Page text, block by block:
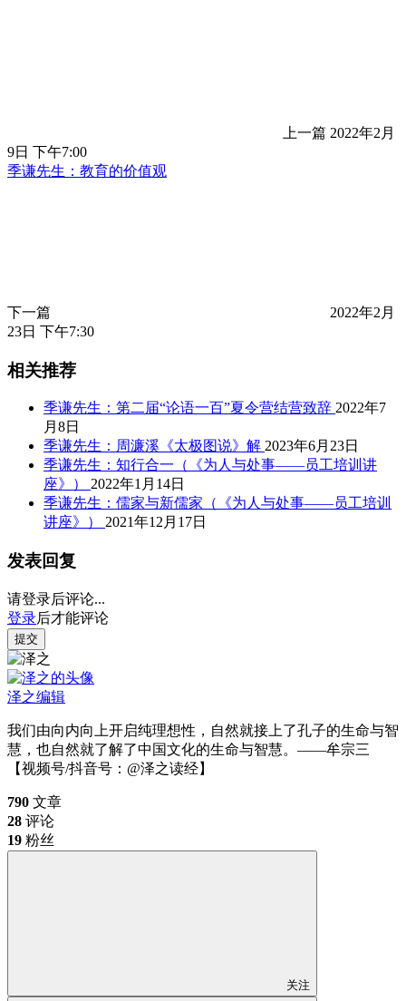
上一篇 2022年2月
9日 下午7:00
季谦先生：教育的价值观
下一篇
2022年2月
23日 下午7:30
相关推荐
季谦先生：第二届“论语一百”夏令营结营致辞 2022年7
月8日
季谦先生：周濂溪《太极图说》解 2023年6月23日
季谦先生：知行合一（《为人与处事——员工培训讲
座》）
2022年1月14日
季谦先生：儒家与新儒家（《为人与处事——员工培训
讲座》）
2021年12月17日
发表回复
请登录后评论...
登录后才能评论
提交
泽之编辑
我们由向内向上开启纯理想性，自然就接上了孔子的生命与智
慧，也自然就了解了中国文化的生命与智慧。——牟宗三
【视频号/抖音号：@泽之读经】
790 文章
28 评论
19 粉丝
关注